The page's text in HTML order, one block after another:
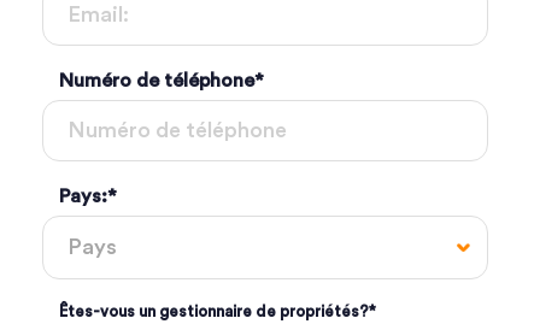
Numéro de téléphone*
Pays:*
Êtes-vous un gestionnaire de propriétés?*